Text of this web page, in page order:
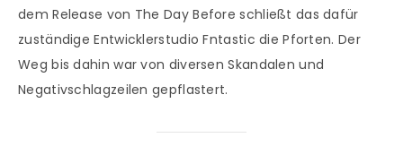
dem Release von The Day Before schließt das dafür
zuständige Entwicklerstudio Fntastic die Pforten. Der
Weg bis dahin war von diversen Skandalen und
Negativschlagzeilen gepflastert.